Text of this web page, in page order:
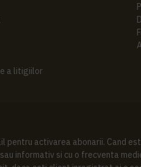
a litigiilor
pentru activarea abonarii. Cand
informativ si cu o frecventa